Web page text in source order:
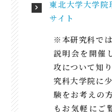
東北大学大学院
サイト
※本研究科で
説明会を開催
攻について知
究科大学院に
験をお考えの
もお気軽にご